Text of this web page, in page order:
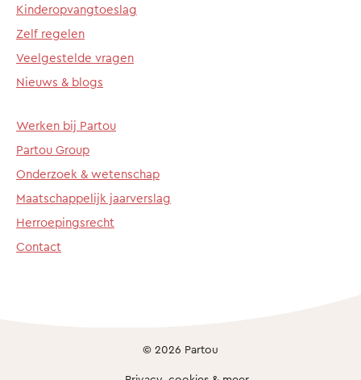
Kinderopvangtoeslag
Zelf regelen
Veelgestelde vragen
Nieuws & blogs
Werken bij Partou
Partou Group
Onderzoek & wetenschap
Maatschappelijk jaarverslag
Herroepingsrecht
Contact
© 2026 Partou